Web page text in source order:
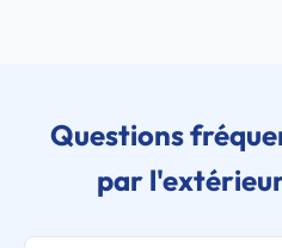
Questions
par